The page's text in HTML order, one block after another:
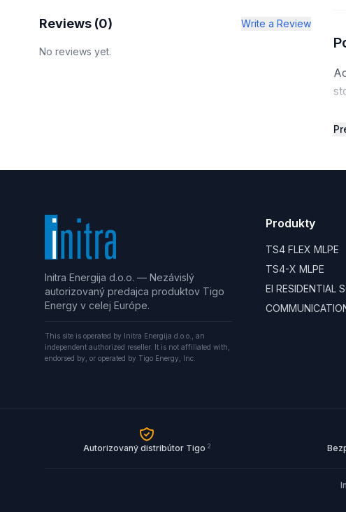
Reviews (0) Write a Review
No reviews yet.
Initra Energija d.o.o. — Nezávislý
autorizovaný predajca produktov Tigo
Energy v celej Európe.
This site is operated by Initra Energija d.o.o., an
independent authorized reseller. It is not affiliated with,
endorsed by, or operated by Tigo Energy, Inc.
Produkty
TS4 FLEX MLPE
TS4-X MLPE
EI RESIDENTIAL
Autorizovaný distribútor Tigo 2